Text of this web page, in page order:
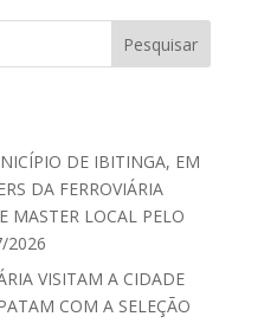
DE IBITINGA, EM
DA FERROVIÁRIA
MASTER LOCAL PELO
2026
VISITAM A CIDADE
COM A SELEÇÃO